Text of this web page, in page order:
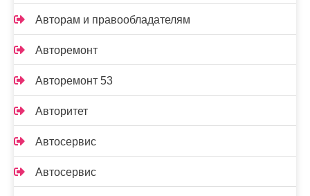
Авторам и правообладателям
Авторемонт
Авторемонт 53
Авторитет
Автосервис
Автосервис